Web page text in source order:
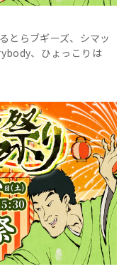
とらブギーズ、シマッ
、ひょっこりは